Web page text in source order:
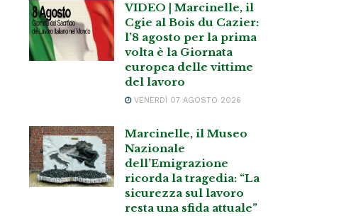
VIDEO | Marcinelle, il
Cgie al Bois du Cazier:
l’8 agosto per la prima
volta è la Giornata
europea delle vittime
del lavoro
VENERDÌ 07 AGOSTO 2026
Marcinelle, il Museo
Nazionale
dell’Emigrazione
ricorda la tragedia: “La
sicurezza sul lavoro
resta una sfida attuale”